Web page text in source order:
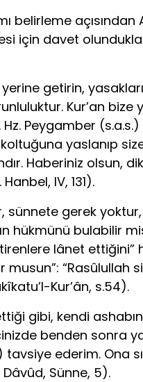
belirleme
için davet
getirin,
Kur’an
Peygamber
koltuğuna yaslanıp
Haberiniz
IV, 131).
sünnete gerek
hükmünü bulabilir
lânet
“Rasûlullah
Kur’ân, s.54).
gibi, kendi
benden sonra
ederim. Ona
Dâvûd, Sünne, 5).